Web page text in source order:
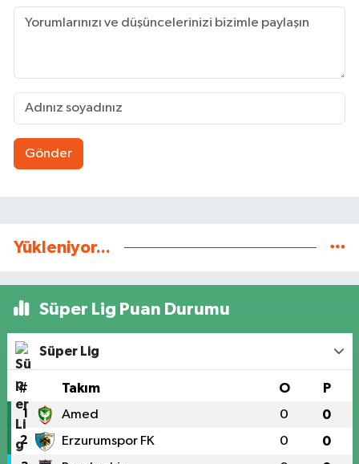
Gönder
Yükleniyor...
Süper Lig Puan Durumu
Süper Lig
# Takım O P
1 Amed 0 0
2 Erzurumspor FK 0 0